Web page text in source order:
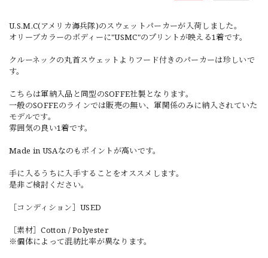
U.S.M.C(アメリカ海兵隊)のスウェットパーカーが入荷しました。
オリーブカラーのボディーに"USMC"のプリントが映える1着です。
クルーネックの丸首スウェットよりフード付きのパーカーは珍しいで
す。
こちらは軍納入品と同型のSOFFE社製となります。
一般のSOFFEのラインでは販売の無い、軍関係のみに納入されていた
モデルです。
雰囲気の良い1着です。
Made in USAなのもポイントが高いです。
手に入るうちに入手することをオススメします。
是非ご検討ください。
［コンディション］USED
［素材］Cotton / Polyester
※個体によって混紡比率が異なります。